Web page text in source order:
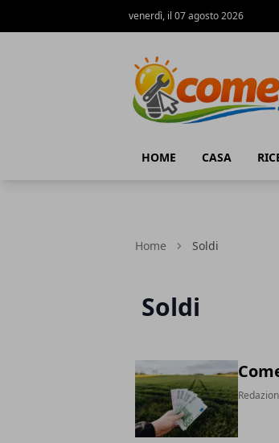
venerdì, il 07 agosto 2026
HOME CASA
Home Soldi
Soldi